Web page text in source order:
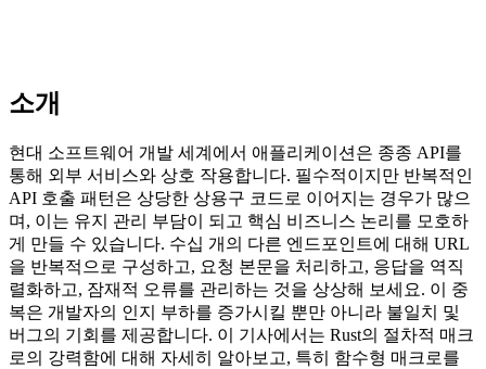
소개
현대 소프트웨어 개발 세계에서 애플리케이션은 종종 API를
통해 외부 서비스와 상호 작용합니다. 필수적이지만 반복적인
API 호출 패턴은 상당한 상용구 코드로 이어지는 경우가 많으
며, 이는 유지 관리 부담이 되고 핵심 비즈니스 논리를 모호하
게 만들 수 있습니다. 수십 개의 다른 엔드포인트에 대해 URL
을 반복적으로 구성하고, 요청 본문을 처리하고, 응답을 역직
렬화하고, 잠재적 오류를 관리하는 것을 상상해 보세요. 이 중
복은 개발자의 인지 부하를 증가시킬 뿐만 아니라 불일치 및
버그의 기회를 제공합니다. 이 기사에서는 Rust의 절차적 매크
로의 강력함에 대해 자세히 알아보고, 특히 함수형 매크로를